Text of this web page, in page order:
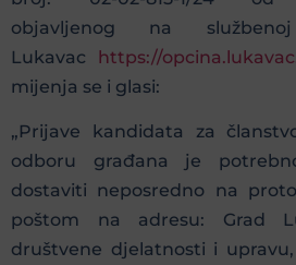
objavljenog na
Lukavac https://
mijenja se i glasi:
„Prijave kandidata za
odboru građana je
dostaviti neposredno na
poštom na adresu: Grad
društvene djelatnosti i